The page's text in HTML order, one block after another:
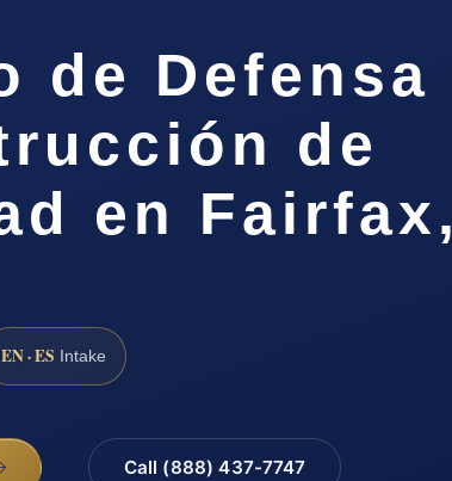
de Defensa
de
en Fairfax,
EN · ES Intake
Call (888) 437-7747